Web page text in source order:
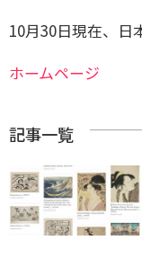
10月30日現在、日
ホームページ
記事一覧